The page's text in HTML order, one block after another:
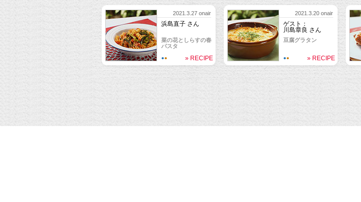
2021.3.27 onair
浜島直子 さん
菜の花としらすの春
パスタ
●● » RECIPE
2021.3.20 onair
ゲスト：
川島章良 さん
豆腐グラタン
●● » RECIPE